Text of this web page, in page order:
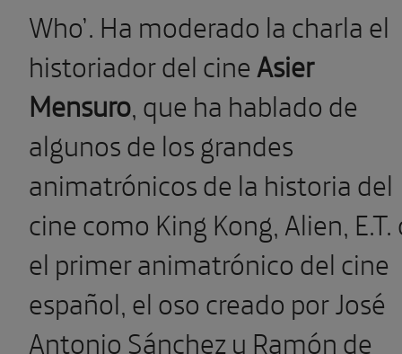
Who’. Ha moderado la charla el
historiador del cineAsier
Mensuro, que ha habladode
algunos de los grandes
animatrónicos de la historia del
cine como King Kong, Alien, E.T.
el primer animatrónico del cine
español, el oso creado por José
Antonio Sánchez y Ramón de